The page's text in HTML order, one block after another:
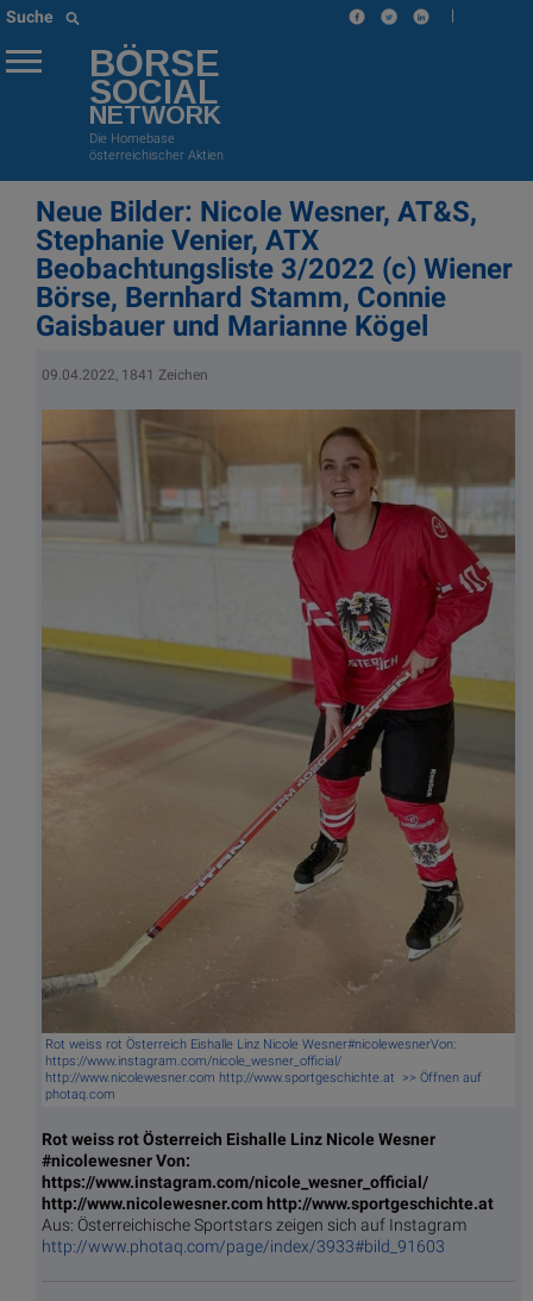
Suche |
BÖRSE
SOCIAL
NETWORK
Die Homebase
österreichischer Aktien
Neue Bilder: Nicole Wesner, AT&S,
Stephanie Venier, ATX
Beobachtungsliste 3/2022 (c) Wiener
Börse, Bernhard Stamm, Connie
Gaisbauer und Marianne Kögel
09.04.2022, 1841 Zeichen
Rot weiss rot Österreich Eishalle Linz Nicole Wesner#nicolewesnerVon:
https://www.instagram.com/nicole_wesner_official/
http://www.nicolewesner.com http://www.sportgeschichte.at >> Öffnen auf
photaq.com
Rot weiss rot Österreich Eishalle Linz Nicole Wesner
#nicolewesner Von:
https://www.instagram.com/nicole_wesner_official/
http://www.nicolewesner.com http://www.sportgeschichte.at
Aus: Österreichische Sportstars zeigen sich auf Instagram
http://www.photaq.com/page/index/3933#bild_91603